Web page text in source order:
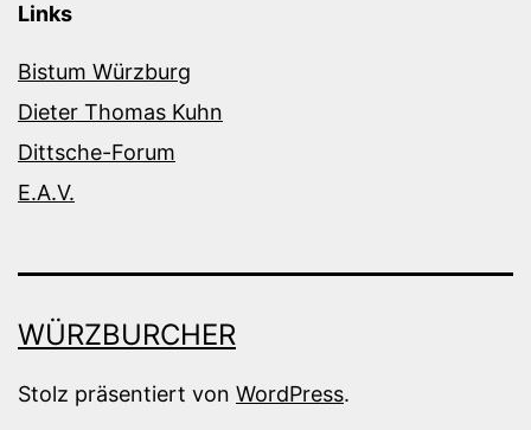
Links
Bistum Würzburg
Dieter Thomas Kuhn
Dittsche-Forum
E.A.V.
WÜRZBURCHER
Stolz präsentiert von WordPress.